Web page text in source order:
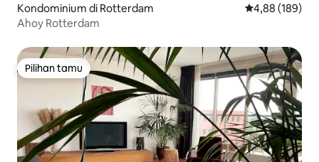
Kondominium di Rotterdam Nilai rata-rata
4,88 (189)
Ahoy Rotterdam
Pilihan tamu
Pilihan tamu